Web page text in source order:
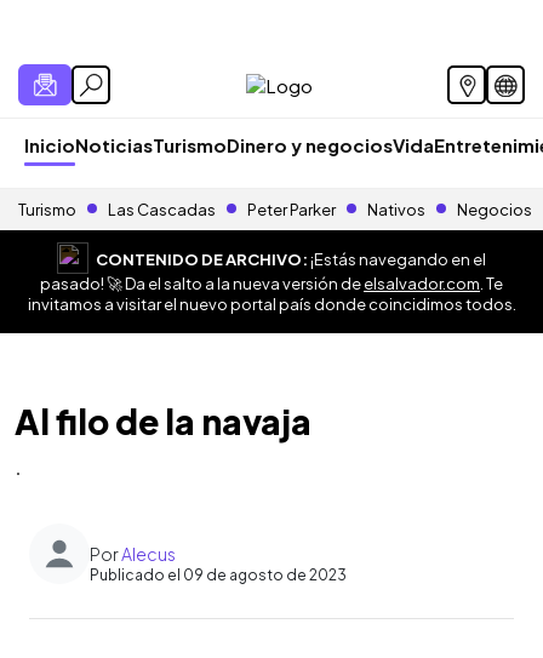
InicioNoticiasTurismoDinero y negociosVida
Turismo Las Cascadas Peter Parker Nativos Negocios
CONTENIDO DE ARCHIVO:¡Estás navegando en el
pasado! 🚀 Da el salto a la nueva versión deelsalvador.com . Te
invitamos a visitar el nuevo portal país donde coincidimos todos.
Al filo de la navaja
.
PorAlecus
Publicado el 09 de agosto de 2023